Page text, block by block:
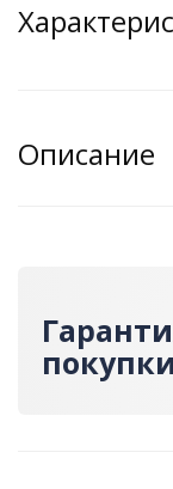
Описание
покупки